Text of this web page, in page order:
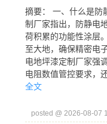
摘要： 一、什么是防
制厂家指出，防静电
荷积累的功能性涂层
至大地，确保精密电
电地坪漆定制厂家强
电阻数值管控要求，
全文
posted @ 2026-08-07